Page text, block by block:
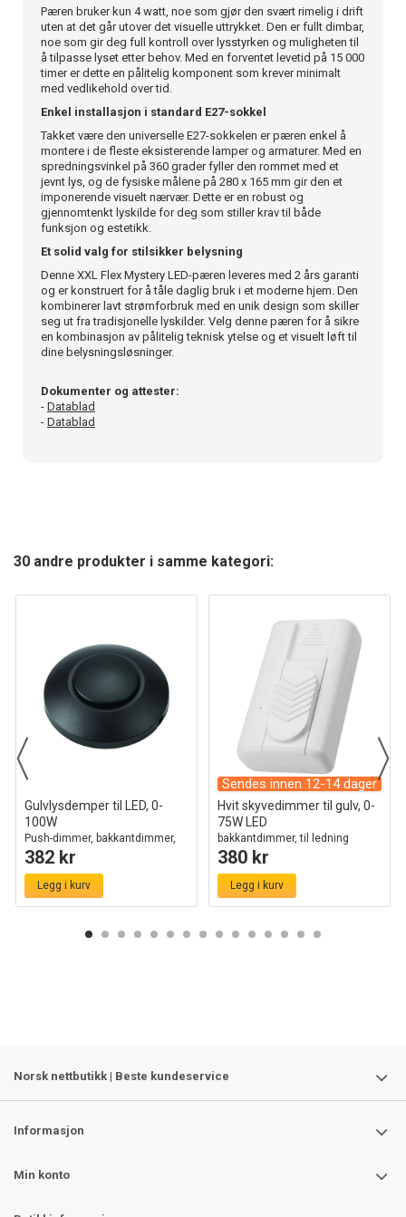
Pæren bruker kun 4 watt, noe som gjør den svært rimelig i drift
uten at det går utover det visuelle uttrykket. Den er fullt dimbar,
noe som gir deg full kontroll over lysstyrken og muligheten til
å tilpasse lyset etter behov. Med en forventet levetid på 15 000
timer er dette en pålitelig komponent som krever minimalt
med vedlikehold over tid.
Enkel installasjon i standard E27-sokkel
Takket være den universelle E27-sokkelen er pæren enkel å
montere i de fleste eksisterende lamper og armaturer. Med en
spredningsvinkel på 360 grader fyller den rommet med et
jevnt lys, og de fysiske målene på 280 x 165 mm gir den et
imponerende visuelt nærvær. Dette er en robust og
gjennomtenkt lyskilde for deg som stiller krav til både
funksjon og estetikk.
Et solid valg for stilsikker belysning
Denne XXL Flex Mystery LED-pæren leveres med 2 års garanti
og er konstruert for å tåle daglig bruk i et moderne hjem. Den
kombinerer lavt strømforbruk med en unik design som skiller
seg ut fra tradisjonelle lyskilder. Velg denne pæren for å sikre
en kombinasjon av pålitelig teknisk ytelse og et visuelt løft til
dine belysningsløsninger.
Dokumenter og attester:
- Datablad
- Datablad
30 andre produkter i samme kategori:
Gulvlysdemper til LED, 0-
100W
Push-dimmer, bakkantdimmer,
sort
382 kr
Legg i kurv
Sendes innen 12-14 dager
Hvit skyvedimmer til gulv, 0-
75W LED
bakkantdimmer, til ledning
380 kr
Legg i kurv
Norsk nettbutikk | Beste kundeservice
Informasjon
Min konto